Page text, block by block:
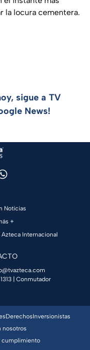
la locura cementera.
sigue a TV
News!
Noticias
+
Azteca Internacional
| Conmutador
DerechosInversionistas
nosotros
cumplimiento